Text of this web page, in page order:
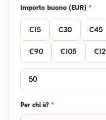
Importo buono (EUR) *
€15 €30 €45
€90 €105
Per chi è? *